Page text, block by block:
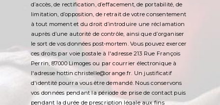
d’accès, de rectification, d’effacement, de portabilité, de
limitation, d’opposition, de retrait de votre consentement
à tout moment et du droit d’introduire une réclamation
auprès d’une autorité de contrôle, ainsi que d’organiser
le sort de vos données post-mortem. Vous pouvez exercer
ces droits par voie postale à l'adresse 213 Rue François
Perrin, 87000 Limoges ou par courrier électronique à
l'adresse hottin.christelle@orange.fr. Un justificatif
d'identité pourra vous être demandé. Nous conservons
vos données pendant la période de prise de contact puis
pendant la durée de prescription légale aux fins